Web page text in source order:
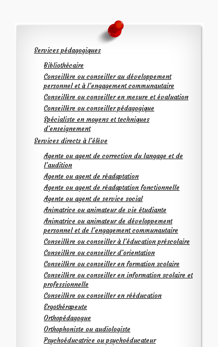
Services pédagogiques
Bibliothécaire
Conseillère ou conseiller au développement
personnel et à l’engagement communautaire
Conseillère ou conseiller en mesure et évaluation
Conseillère ou conseiller pédagogique
Spécialiste en moyens et techniques
d’enseignement
Services directs à l’élève
Agente ou agent de correction du langage et de
l’audition
Agente ou agent de réadaptation
Agente ou agent de réadaptation fonctionnelle
Agente ou agent de service social
Animatrice ou animateur de vie étudiante
Animatrice ou animateur de développement
personnel et de l’engagement communautaire
Conseillère ou conseiller à l’éducation préscolaire
Conseillère ou conseiller d’orientation
Conseillère ou conseiller en formation scolaire
Conseillère ou conseiller en information scolaire et
professionnelle
Conseillère ou conseiller en rééducation
Ergothérapeute
Orthopédagogue
Orthophoniste ou audiologiste
Psychoéducatrice ou psychoéducateur